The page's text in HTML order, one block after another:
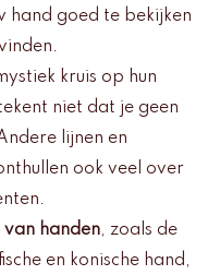
hand goed te bekijken
kruis op hun
niet dat je geen
lijnen en
ook veel over
handen, zoals de
en konische hand,